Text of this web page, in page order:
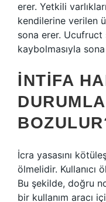
erer. Yetkili
kendilerine verilen
sona erer. Ucufruct
kaybolmasıyla
İNTIFA
İcra yasasını
ölmelidir. Kullanıcı
Bu şekilde, doğru
bir kullanım aracı